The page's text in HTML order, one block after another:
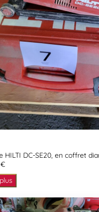
HILTI DC-SE20, en coffret
€